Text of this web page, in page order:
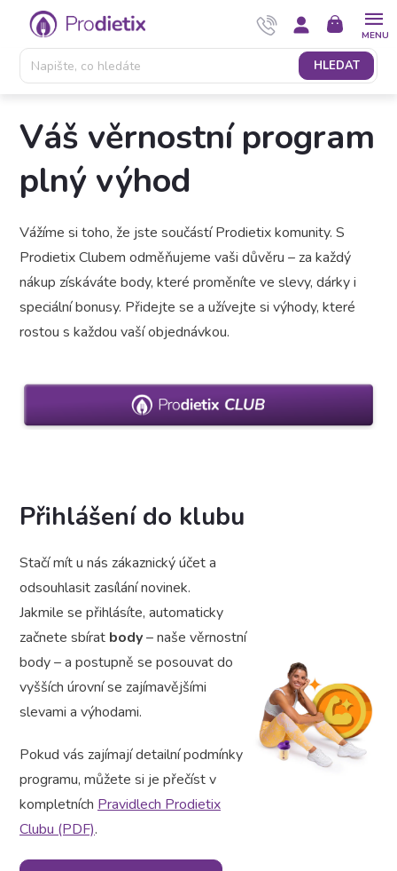
Přejít
obsah
HLEDAT
NÁKUPNÍ
KOŠÍK
Váš věrnostní program
plný výhod
Vážíme si toho, že jste součástí Prodietix komunity. S
Prodietix Clubem odměňujeme vaši důvěru – za každý
nákup získáváte body, které proměníte ve slevy, dárky i
speciální bonusy. Přidejte se a užívejte si výhody, které
rostou s každou vaší objednávkou.
Přihlášení do klubu
Stačí mít u nás zákaznický účet a
odsouhlasit zasílání novinek.
Jakmile se přihlásíte, automaticky
začnete sbírat body– naše věrnostní
body – a postupně se posouvat do
vyšších úrovní se zajímavějšími
slevami a výhodami.
Pokud vás zajímají detailní podmínky
programu, můžete si je přečíst v
kompletních Pravidlech Prodietix
Clubu (PDF).